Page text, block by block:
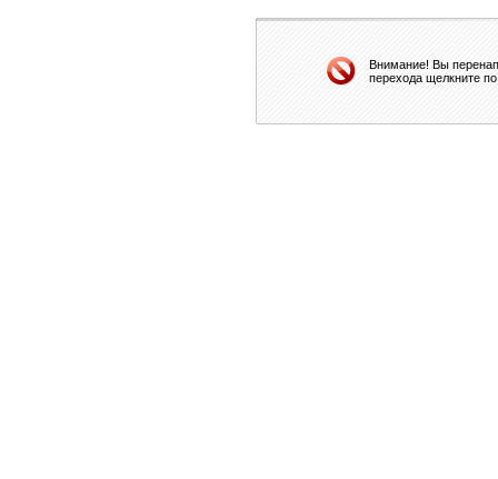
Внимание! Вы
перехода щелкните